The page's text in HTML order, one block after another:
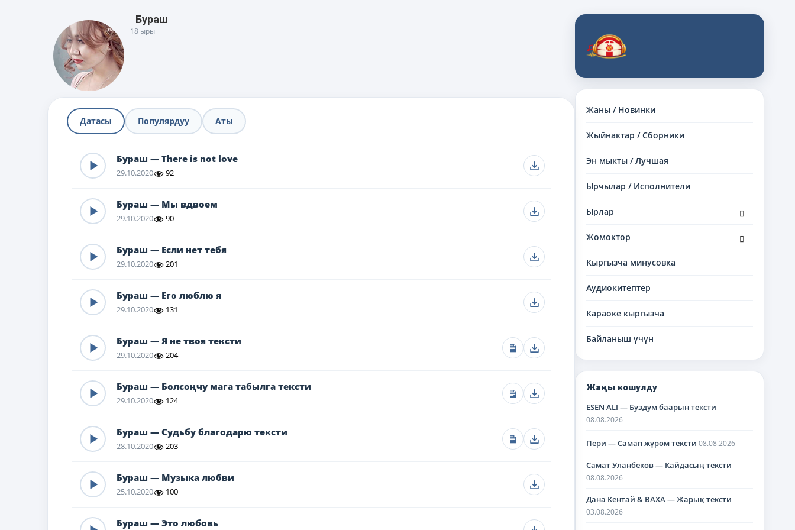
Жаны / Новинки
Жыйнактар / Сборники
Эн мыкты / Лучшая
Ырчылар / Исполнители
Ырлар
дочернее
Жомоктор
дочернее
Кыргызча минусовка
Аудиокитептер
Караоке кыргызча
Байланыш үчүн
Жаңы кошулду
ESEN ALI — Буздум баарын тексти
08.08.2026
Пери — Самап жүрөм тексти 08.08.2026
Самат Уланбеков — Кайдасың тексти
08.08.2026
Дана Кентай & BAXA — Жарық тексти
03.08.2026
Бураш
18 ыры
Датасы Популярдуу Аты
Бураш — There is not love
29.10.2020 92
Бураш — Мы вдвоем
29.10.2020 90
Бураш — Если нет тебя
29.10.2020 201
Бураш — Его люблю я
29.10.2020 131
Бураш — Я не твоя тексти
29.10.2020 204
Бураш — Болсоңчу мага табылга тексти
29.10.2020 124
Бураш — Судьбу благодарю тексти
28.10.2020 203
Бураш — Музыка любви
25.10.2020 100
Бураш — Это любовь